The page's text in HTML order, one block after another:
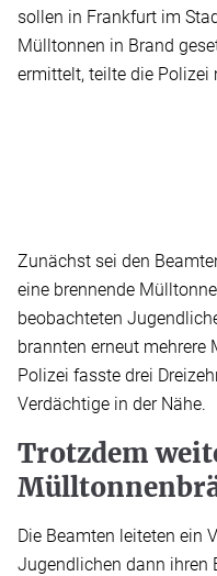
sollen in Frankfurt im
Mülltonnen in Brand
ermittelt, teilte die Polizei
Zunächst sei den
eine brennende
beobachteten
brannten erneut mehrere
Polizei fasste drei
Verdächtige in der Nähe.
Trotzdem
Die Beamten leiteten ein
Jugendlichen dann ihren